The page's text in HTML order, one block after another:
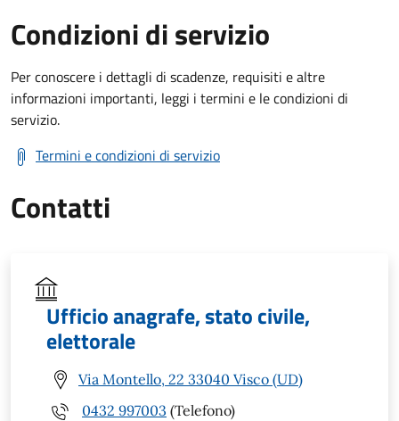
Condizioni di servizio
Per conoscere i dettagli di scadenze, requisiti e altre
informazioni importanti, leggi i termini e le condizioni di
servizio.
Termini e condizioni di servizio
Contatti
Ufficio anagrafe, stato civile,
elettorale
Via Montello, 22 33040 Visco (UD)
0432 997003 (Telefono)